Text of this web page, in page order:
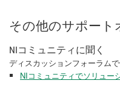
その他のサポート
NIコミュニティに聞く
ディスカッションフォーラム
NIコミュニティでソリュー